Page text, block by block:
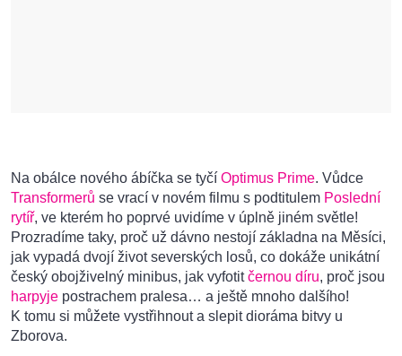
Na obálce nového ábíčka se tyčí Optimus Prime. Vůdce
Transformerů se vrací v novém filmu s podtitulem Poslední
rytíř, ve kterém ho poprvé uvidíme v úplně jiném světle!
Prozradíme taky, proč už dávno nestojí základna na Měsíci,
jak vypadá dvojí život severských losů, co dokáže unikátní
český obojživelný minibus, jak vyfotitčernou díru, proč jsou
harpyje postrachem pralesa… a ještě mnoho dalšího!
K tomu si můžete vystřihnout a slepit dioráma bitvy u
Zborova.